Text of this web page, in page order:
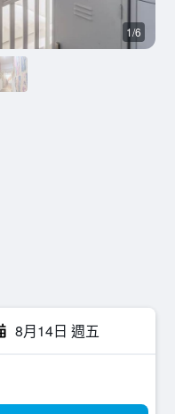
8月14日 週五
1/6